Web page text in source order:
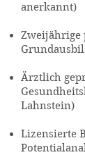
anerkannt)
Zweijährige
Ärztlich
Lahnstein)
Lizensierte